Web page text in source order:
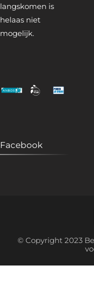
langskomen is
helaas niet
mogelijk.
Facebook
© Copyright 2023